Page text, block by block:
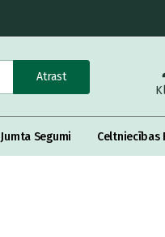
Atrast
Jumta Segumi Celtniecības